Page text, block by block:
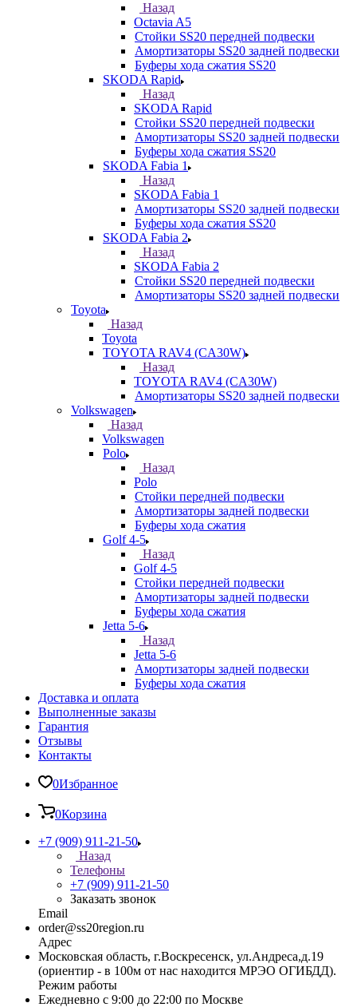
Назад
Octavia A5
Стойки SS20 передней подвески
Амортизаторы SS20 задней подвески
Буферы хода сжатия SS20
SKODA Rapid
Назад
SKODA Rapid
Стойки SS20 передней подвески
Амортизаторы SS20 задней подвески
Буферы хода сжатия SS20
SKODA Fabia 1
Назад
SKODA Fabia 1
Амортизаторы SS20 задней подвески
Буферы хода сжатия SS20
SKODA Fabia 2
Назад
SKODA Fabia 2
Стойки SS20 передней подвески
Амортизаторы SS20 задней подвески
Toyota
Назад
Toyota
TOYOTA RAV4 (CA30W)
Назад
TOYOTA RAV4 (CA30W)
Амортизаторы SS20 задней подвески
Volkswagen
Назад
Volkswagen
Polo
Назад
Polo
Стойки передней подвески
Амортизаторы задней подвески
Буферы хода сжатия
Golf 4-5
Назад
Golf 4-5
Стойки передней подвески
Амортизаторы задней подвески
Буферы хода сжатия
Jetta 5-6
Назад
Jetta 5-6
Амортизаторы задней подвески
Буферы хода сжатия
Доставка и оплата
Выполненные заказы
Гарантия
Отзывы
Контакты
0Избранное
0Корзина
+7 (909) 911-21-50
Назад
Телефоны
+7 (909) 911-21-50
Заказать звонок
Email
order@ss20region.ru
Адрес
Московская область, г.Воскресенск, ул.Андреса,д.19
(ориентир - в 100м от нас находится МРЭО ОГИБДД).
Режим работы
Ежедневно с 9:00 до 22:00 по Москве